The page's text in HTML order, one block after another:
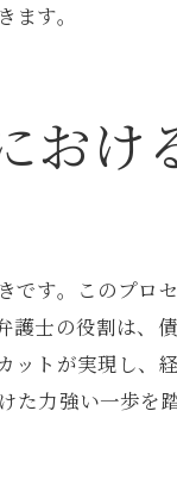
す。
おけ
す。このプロ
士の役割は、
トが実現し、
力強い一歩を